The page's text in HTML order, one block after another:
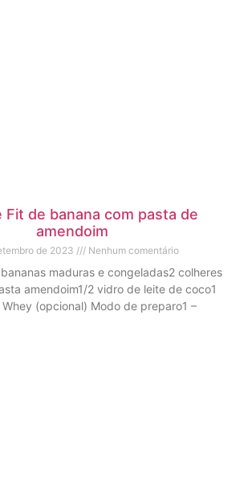
Fit de banana com pasta de
amendoim
de 2023 Nenhum comentário
maduras e congeladas2 colheres
amendoim1/2 vidro de leite de coco1
(opcional) Modo de preparo1 –